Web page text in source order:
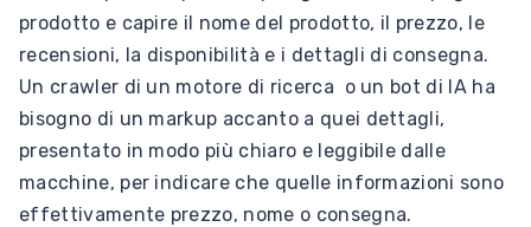
prodotto e capire il nome del prodotto, il prezzo, le
recensioni, la disponibilità e i dettagli di consegna.
Un crawler di un motore di ricerca o un bot di IA ha
bisogno di un markup accanto a quei dettagli,
presentato in modo più chiaro e leggibile dalle
macchine, per indicare che quelle informazioni sono
effettivamente prezzo, nome o consegna.